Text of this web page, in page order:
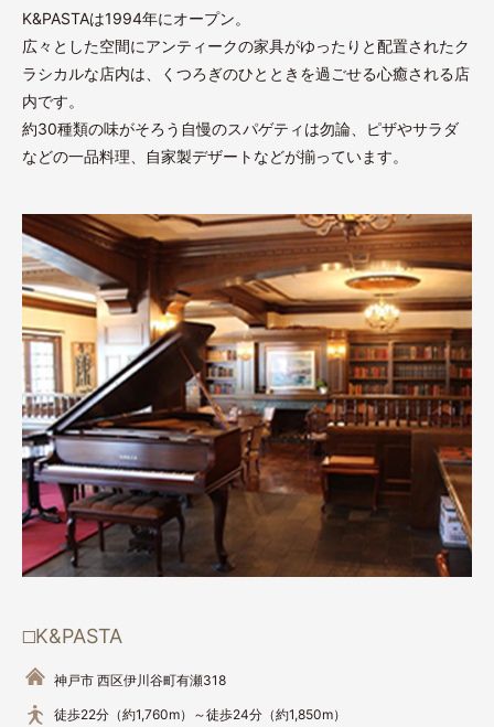
K&PASTAは1994年にオープン。
広々とした空間にアンティークの家具がゆったりと配置されたク
ラシカルな店内は、くつろぎのひとときを過ごせる心癒される店
内です。
約30種類の味がそろう自慢のスパゲティは勿論、ピザやサラダ
などの一品料理、自家製デザートなどが揃っています。
K&PASTA
神戸市 西区伊川谷町有瀬318
徒歩22分（約1,760m）～徒歩24分（約1,850m）